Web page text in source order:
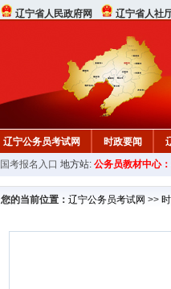
辽宁省人民政府网 辽宁省人社
辽宁公务员考试网 时政要闻
在线咨询 教材中心
国考报名入口 地方站: 公务员教材中心
您的当前位置： 辽宁公务员考试网 >>